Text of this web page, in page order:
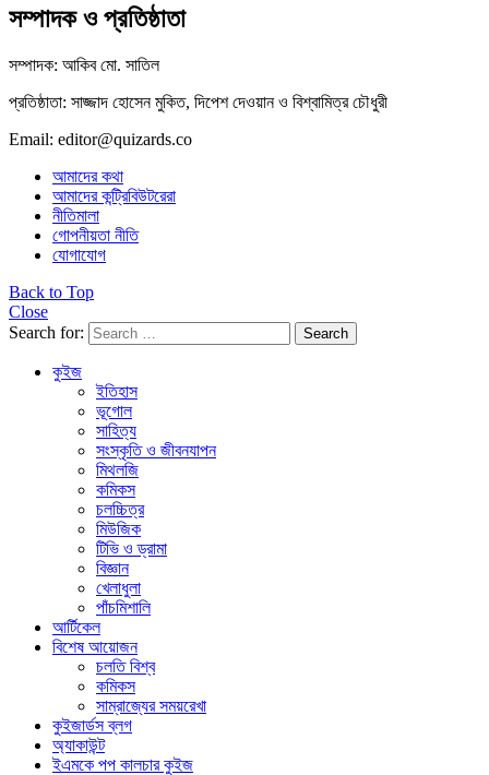
সম্পাদক ও প্রতিষ্ঠাতা
সম্পাদক: আকিব মো. সাতিল
প্রতিষ্ঠাতা: সাজ্জাদ হোসেন মুকিত, দিপেশ দেওয়ান ও বিশ্বামিত্র চৌধুরী
Email: editor@quizards.co
আমাদের কথা
আমাদের কন্ট্রিবিউটরেরা
নীতিমালা
গোপনীয়তা নীতি
যোগাযোগ
Back to Top
Close
Search for:
Search
কুইজ
ইতিহাস
ভূগোল
সাহিত্য
সংস্কৃতি ও জীবনযাপন
মিথলজি
কমিকস
চলচ্চিত্র
মিউজিক
টিভি ও ড্রামা
বিজ্ঞান
খেলাধুলা
পাঁচমিশালি
আর্টিকেল
বিশেষ আয়োজন
চলতি বিশ্ব
কমিকস
সাম্রাজ্যের সময়রেখা
কুইজার্ডস ব্লগ
অ্যাকাউন্ট
ইএমকে পপ কালচার কুইজ